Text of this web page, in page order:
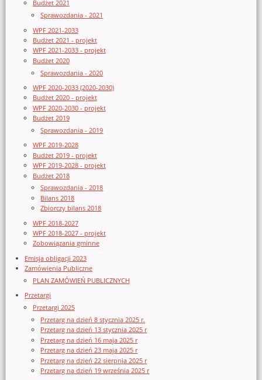
Budżet 2021
Sprawozdania - 2021
WPF 2021-2033
Budżet 2021 - projekt
WPF 2021-2033 - projekt
Budżet 2020
Sprawozdania - 2020
WPF 2020-2033 (2020-2030)
Budżet 2020 - projekt
WPF 2020-2030 - projekt
Budżet 2019
Sprawozdania - 2019
WPF 2019-2028
Budżet 2019 - projekt
WPF 2019-2028 - projekt
Budżet 2018
Sprawozdania - 2018
Bilans 2018
Zbiorczy bilans 2018
WPF 2018-2027
WPF 2018-2027 - projekt
Zobowiązania gminne
Emisja obligacji 2023
Zamówienia Publiczne
PLAN ZAMÓWIEŃ PUBLICZNYCH
Przetargi
Przetargi 2025
Przetarg na dzień 8 stycznia 2025 r.
Przetarg na dzień 13 stycznia 2025 r
Przetarg na dzień 16 maja 2025 r
Przetarg na dzień 23 maja 2025 r
Przetarg na dzień 22 sierpnia 2025 r
Przetarg na dzień 19 września 2025 r